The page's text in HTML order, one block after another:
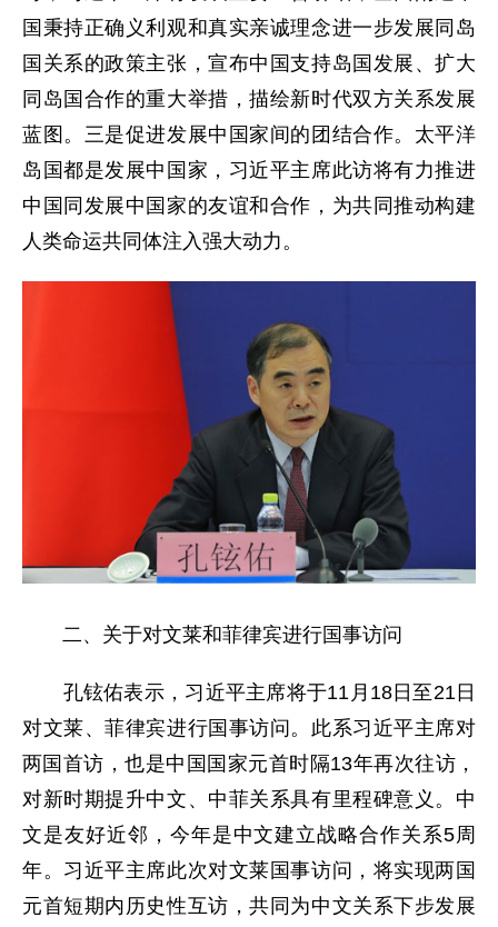
国秉持正确义利观和真实亲诚理念进一步发展同岛
国关系的政策主张，宣布中国支持岛国发展、扩大
同岛国合作的重大举措，描绘新时代双方关系发展
蓝图。三是促进发展中国家间的团结合作。太平洋
岛国都是发展中国家，习近平主席此访将有力推进
中国同发展中国家的友谊和合作，为共同推动构建
人类命运共同体注入强大动力。
二、关于对文莱和菲律宾进行国事访问
孔铉佑表示，习近平主席将于11月18日至21日
对文莱、菲律宾进行国事访问。此系习近平主席对
两国首访，也是中国国家元首时隔13年再次往访，
对新时期提升中文、中菲关系具有里程碑意义。中
文是友好近邻，今年是中文建立战略合作关系5周
年。习近平主席此次对文莱国事访问，将实现两国
元首短期内历史性互访，共同为中文关系下步发展